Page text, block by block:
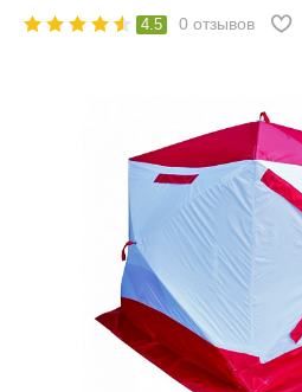
4.5 0 отзывов